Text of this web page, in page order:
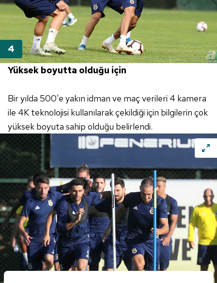
Yüksek boyutta olduğu için
Bir yılda 500'e yakın idman ve maç verileri 4 kamera
ile 4K teknolojisi kullanılarak çekildiği için bilgilerin çok
yüksek boyuta sahip olduğu belirlendi.